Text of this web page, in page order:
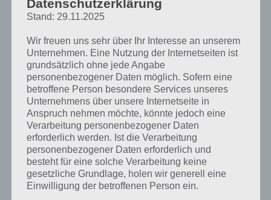
werden. Sollte nicht das passende dabei sein, so tragt andere
Schlagworte ein, die eines oder mehrere Bilder beschreiben. Du
kannst auch mehrere Schlagworte eingeben.
Hinweis: Auf Smartphones unbedingt im Querformat ansehen! Du
findest die Lösung nicht?Zurück zu Touchportal.deund schreibe
einen Kommentar mit den Bildern, die du siehst!
Datenschutzerklärung
Stand: 29.11.2025
Wir freuen uns sehr über Ihr Interesse an unserem
Unternehmen. Eine Nutzung der Internetseiten ist
grundsätzlich ohne jede Angabe
personenbezogener Daten möglich. Sofern eine
betroffene Person besondere Services unseres
Unternehmens über unsere Internetseite in
Anspruch nehmen möchte, könnte jedoch eine
Verarbeitung personenbezogener Daten
erforderlich werden. Ist die Verarbeitung
personenbezogener Daten erforderlich und
besteht für eine solche Verarbeitung keine
gesetzliche Grundlage, holen wir generell eine
Einwilligung der betroffenen Person ein.